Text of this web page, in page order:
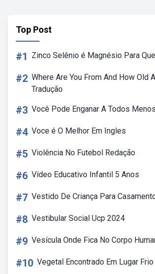
Top Post
#1 Zinco Selênio é Magnésio Para
#2 Where Are You From And How Old
Tradução
#3 Você Pode Enganar A Todos
#4 Voce é O Melhor Em Ingles
#5 Violência No Futebol Redação
#6 Vídeo Educativo Infantil 5 Anos
#7 Vestido De Criança Para
#8 Vestibular Social Ucp 2024
#9 Vesícula Onde Fica No Corpo
#10 Vegetal Encontrado Em Lugar Frio